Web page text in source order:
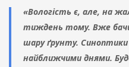
«Вологість є, але, на
тиждень тому. Вже
шару ґрунту.
найближчими днями.